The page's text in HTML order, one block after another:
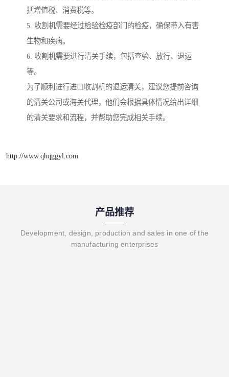
括增值税、消费税等。
5. 收割机需要经过检验检疫部门的检疫，确保带入有害
生物和疾病。
6. 收割机需要进行清关手续，包括查验、放行、退运
等。
为了顺利进行进口收割机的退运清关，建议您提前咨询
的清关公司或海关代理，他们会根据具体情况给出详细
的清关要求和流程，并帮助您完成相关手续。
http://www.qhqggyl.com
产品推荐
Development, design, production and sales in one of the
manufacturing enterprises